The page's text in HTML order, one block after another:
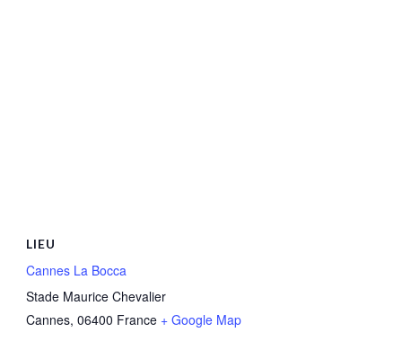
LIEU
Cannes La Bocca
Stade Maurice Chevalier
Cannes, 06400 France + Google Map